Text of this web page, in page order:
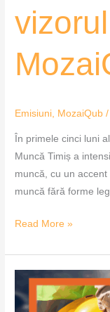
Emisiuni, MozaiQub /
În primele cinci luni
Muncă Timiș a
muncă, cu un
muncă fără forme
Read More »
Muncă
la